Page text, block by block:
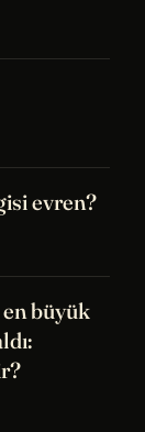
evren?
büyük